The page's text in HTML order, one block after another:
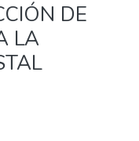
DE
LA